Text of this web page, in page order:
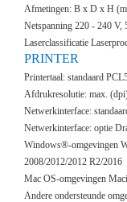
Afmetingen: B x D x H
Netspanning 220 - 240 V,
Laserclassificatie
PRINTER
Printertaal: standaard
Afdrukresolutie: max.
Netwerkinterface:
Netwerkinterface: optie
Windows®-omgevingen
2008/2012/2012 R2/2016
Mac OS-omgevingen
Andere ondersteunde